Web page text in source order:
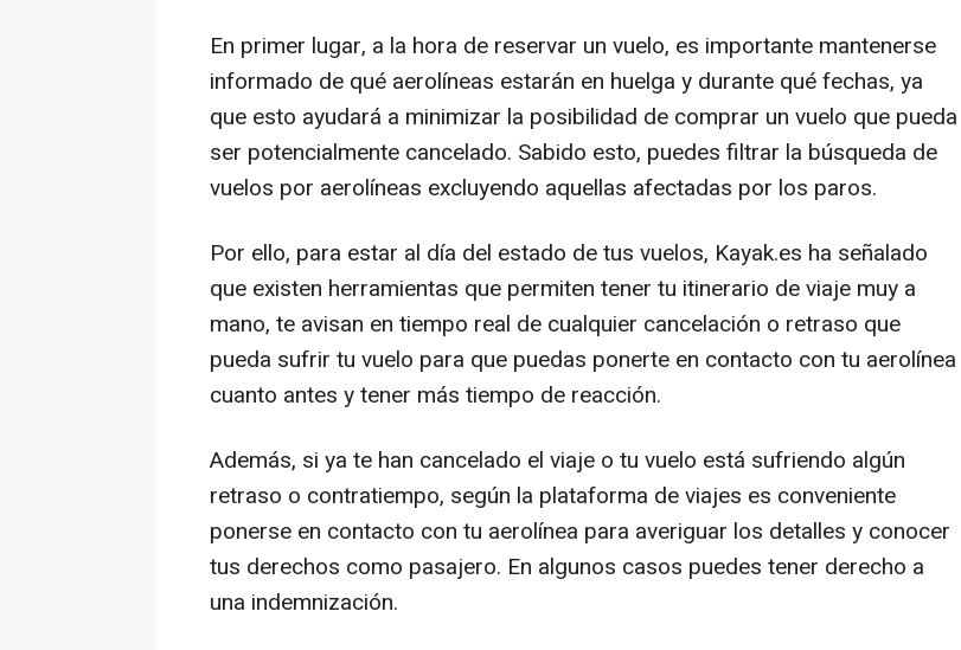
En primer lugar, a la hora de reservar un vuelo, es importante mantenerse
informado de qué aerolíneas estarán en huelga y durante qué fechas, ya
que esto ayudará a minimizar la posibilidad de comprar un vuelo que pueda
ser potencialmente cancelado. Sabido esto, puedes filtrar la búsqueda de
vuelos por aerolíneas excluyendo aquellas afectadas por los paros.
Por ello, para estar al día del estado de tus vuelos, Kayak.es ha señalado
que existen herramientas que permiten tener tu itinerario de viaje muy a
mano, te avisan en tiempo real de cualquier cancelación o retraso que
pueda sufrir tu vuelo para que puedas ponerte en contacto con tu aerolínea
cuanto antes y tener más tiempo de reacción.
Además, si ya te han cancelado el viaje o tu vuelo está sufriendo algún
retraso o contratiempo, según la plataforma de viajes es conveniente
ponerse en contacto con tu aerolínea para averiguar los detalles y conocer
tus derechos como pasajero. En algunos casos puedes tener derecho a
una indemnización.